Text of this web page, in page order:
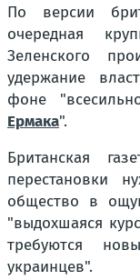
По версии
очередная
Зеленского
удержание
фоне
Ермака".
Британская
перестановки
общество в
"выдохшаяся
требуются
украинцев".